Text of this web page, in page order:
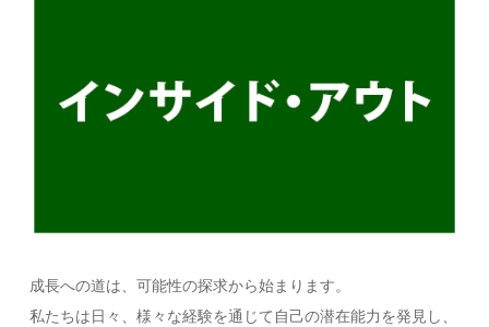
成長への道は、可能性の探求から始まります。
私たちは日々、様々な経験を通じて自己の潜在能力を発見し、